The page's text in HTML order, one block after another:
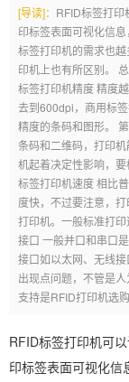
[导读]： RFID标签打
印标签表面可视化信
标签打印机的需求也
印机上也有所区别。
标签打印机精度 精度
去到600dpi，商用标
精度的条码和图形。
条码和二维码，打印
机起着决定性影响，要
标签打印机速度 相比
度快，不过要注意，
打印机。一般标准打
接口 一般并口和串口
接口如以太网、无线
出现点问题，不管是
支持是RFID打印机选
RFID标签打印机可
印标签表面可视化信